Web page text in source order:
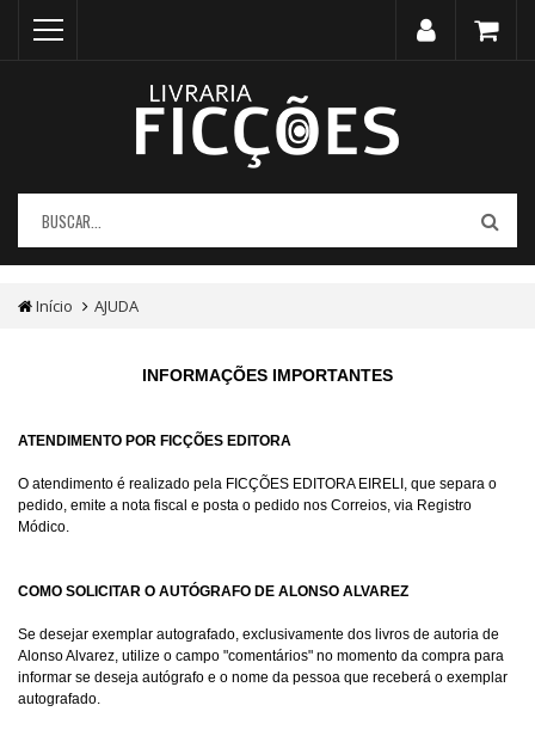
Início AJUDA
INFORMAÇÕES IMPORTANTES
ATENDIMENTO POR FICÇÕES EDITORA
O atendimento é realizado pela FICÇÕES EDITORA EIRELI, que separa o
pedido, emite a nota fiscal e posta o pedido nos Correios, via Registro
Módico.
COMO SOLICITAR O AUTÓGRAFO DE ALONSO ALVAREZ
Se desejar exemplar autografado, exclusivamente dos livros de autoria de
Alonso Alvarez, utilize o campo "comentários" no momento da compra para
informar se deseja autógrafo e o nome da pessoa que receberá o exemplar
autografado.